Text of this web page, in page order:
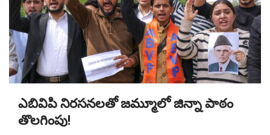
ఎబివిపి నిరసనలతో జమ్మూలో జిన్నా పాఠం
తొలగింపు!